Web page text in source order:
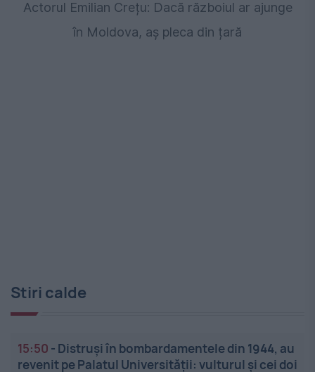
Actorul Emilian Crețu: Dacă războiul ar ajunge
în Moldova, aș pleca din țară
Stiri calde
15:50 - Distruși în bombardamentele din 1944, au
revenit pe Palatul Universității: vulturul și cei doi